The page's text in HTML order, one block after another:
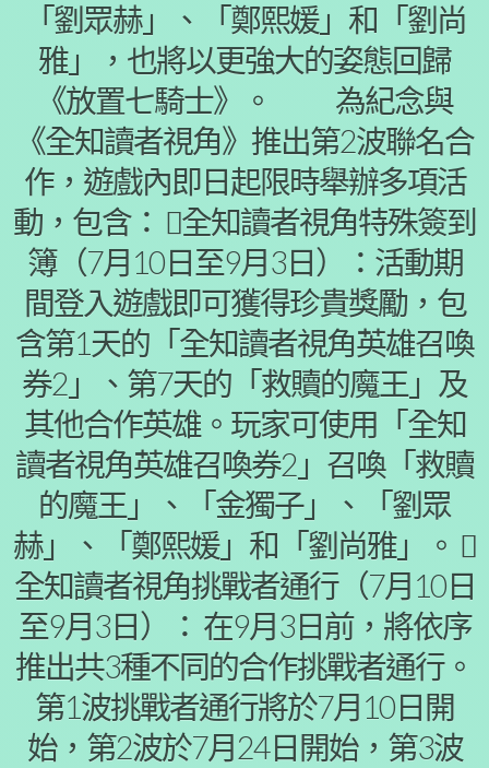
「劉眾赫」、「鄭熙媛」和「劉尚
雅」，也將以更強大的姿態回歸
《放置七騎士》。 為紀念與
《全知讀者視角》推出第2波聯名合
作，遊戲內即日起限時舉辦多項活
動，包含： 全知讀者視角特殊簽到
簿（7月10日至9月3日）：活動期
間登入遊戲即可獲得珍貴獎勵，包
含第1天的「全知讀者視角英雄召喚
券2」、第7天的「救贖的魔王」及
其他合作英雄。玩家可使用「全知
讀者視角英雄召喚券2」召喚「救贖
的魔王」、「金獨子」、「劉眾
赫」、「鄭熙媛」和「劉尚雅」。 
全知讀者視角挑戰者通行（7月10日
至9月3日）： 在9月3日前，將依序
推出共3種不同的合作挑戰者通行。
第1波挑戰者通行將於7月10日開
始，第2波於7月24日開始，第3波